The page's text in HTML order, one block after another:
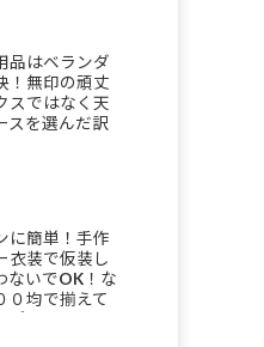
品はベランダ
！無印の頑丈
スではなく天
スを選んだ訳
に簡単！手作
衣装で仮装し
ないでOK！な
０均で揃えて